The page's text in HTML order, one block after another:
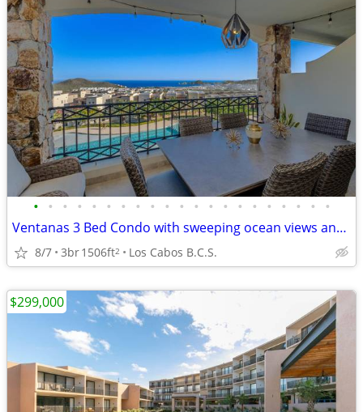
• • • • • • • • • • • • • • • • • • • • •
Ventanas 3 Bed Condo with sweeping ocean views and iconic Arch vistas
8/7 3br1506ft2 Los Cabos B.C.S.
$299,000